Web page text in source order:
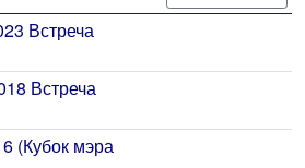
Встреча
Встреча
(Кубок мэра